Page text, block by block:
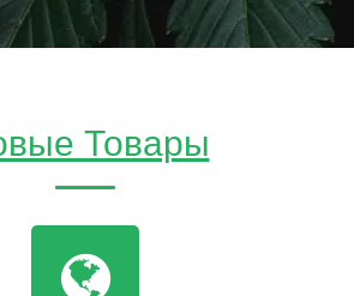
Товары